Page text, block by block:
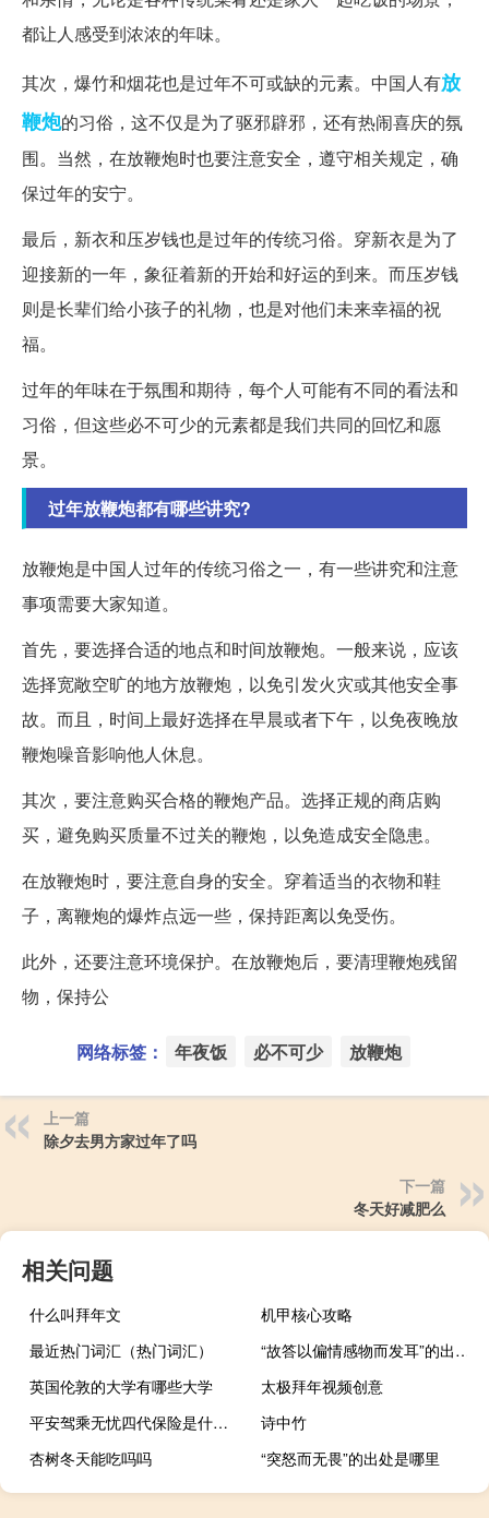
都让人感受到浓浓的年味。
其次，爆竹和烟花也是过年不可或缺的元素。中国人有放
鞭炮的习俗，这不仅是为了驱邪辟邪，还有热闹喜庆的氛
围。当然，在放鞭炮时也要注意安全，遵守相关规定，确
保过年的安宁。
最后，新衣和压岁钱也是过年的传统习俗。穿新衣是为了
迎接新的一年，象征着新的开始和好运的到来。而压岁钱
则是长辈们给小孩子的礼物，也是对他们未来幸福的祝
福。
过年的年味在于氛围和期待，每个人可能有不同的看法和
习俗，但这些必不可少的元素都是我们共同的回忆和愿
景。
过年放鞭炮都有哪些讲究?
放鞭炮是中国人过年的传统习俗之一，有一些讲究和注意
事项需要大家知道。
首先，要选择合适的地点和时间放鞭炮。一般来说，应该
选择宽敞空旷的地方放鞭炮，以免引发火灾或其他安全事
故。而且，时间上最好选择在早晨或者下午，以免夜晚放
鞭炮噪音影响他人休息。
其次，要注意购买合格的鞭炮产品。选择正规的商店购
买，避免购买质量不过关的鞭炮，以免造成安全隐患。
在放鞭炮时，要注意自身的安全。穿着适当的衣物和鞋
子，离鞭炮的爆炸点远一些，保持距离以免受伤。
此外，还要注意环境保护。在放鞭炮后，要清理鞭炮残留
物，保持公
网络标签： 年夜饭 必不可少 放鞭炮
上一篇
除夕去男方家过年了吗
下一篇
冬天好减肥么
相关问题
什么叫拜年文
机甲核心攻略
最近热门词汇（热门词汇）
“故答以偏情感物而发耳”的出处是哪里
英国伦敦的大学有哪些大学
太极拜年视频创意
平安驾乘无忧四代保险是什么意思
诗中竹
杏树冬天能吃吗吗
“突怒而无畏”的出处是哪里